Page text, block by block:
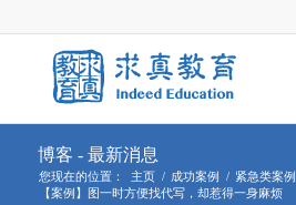
博客 - 最新消息
您现在的位置： 主页 / 成功案例 / 紧急类案例
【案例】图一时方便找代写，却惹得一身麻烦